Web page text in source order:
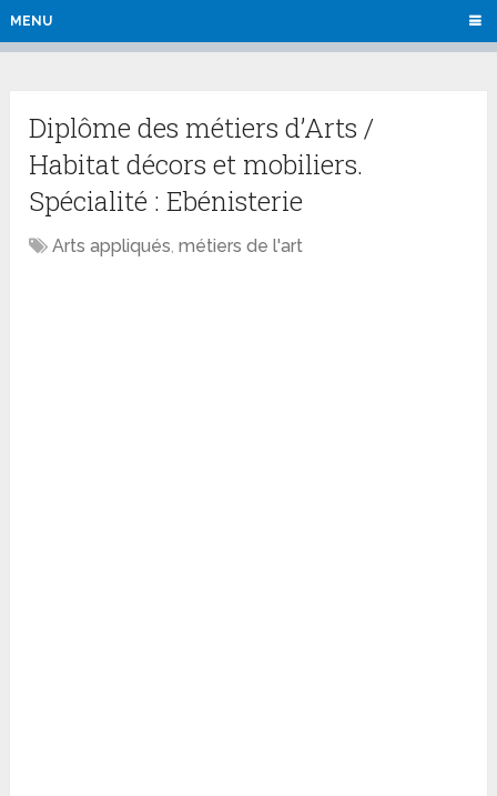
MENU
Diplôme des métiers d’Arts /
Habitat décors et mobiliers.
Spécialité : Ebénisterie
Arts appliqués,métiers de l'art